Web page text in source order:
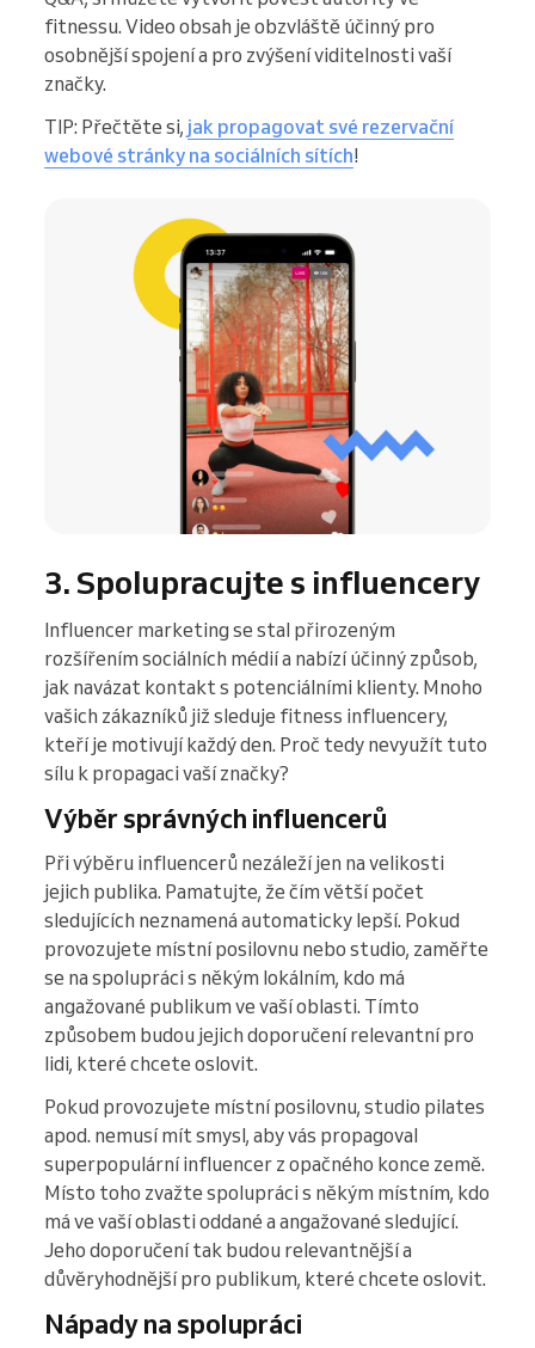
fitnessu. Video obsah je obzvláště účinný pro
osobnější spojení a pro zvýšení viditelnosti vaší
značky.
TIP: Přečtěte si, jak propagovat své rezervační
webové stránky na sociálních sítích!
3. Spolupracujte s influencery
Influencer marketing se stal přirozeným
rozšířením sociálních médií a nabízí účinný způsob,
jak navázat kontakt s potenciálními klienty. Mnoho
vašich zákazníků již sleduje fitness influencery,
kteří je motivují každý den. Proč tedy nevyužít tuto
sílu k propagaci vaší značky?
Výběr správných influencerů
Při výběru influencerů nezáleží jen na velikosti
jejich publika. Pamatujte, že čím větší počet
sledujících neznamená automaticky lepší. Pokud
provozujete místní posilovnu nebo studio, zaměřte
se na spolupráci s někým lokálním, kdo má
angažované publikum ve vaší oblasti. Tímto
způsobem budou jejich doporučení relevantní pro
lidi, které chcete oslovit.
Pokud provozujete místní posilovnu, studio pilates
apod. nemusí mít smysl, aby vás propagoval
superpopulární influencer z opačného konce země.
Místo toho zvažte spolupráci s někým místním, kdo
má ve vaší oblasti oddané a angažované sledující.
Jeho doporučení tak budou relevantnější a
důvěryhodnější pro publikum, které chcete oslovit.
Nápady na spolupráci